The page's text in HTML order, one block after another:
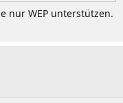
nur WEP unterstützen.